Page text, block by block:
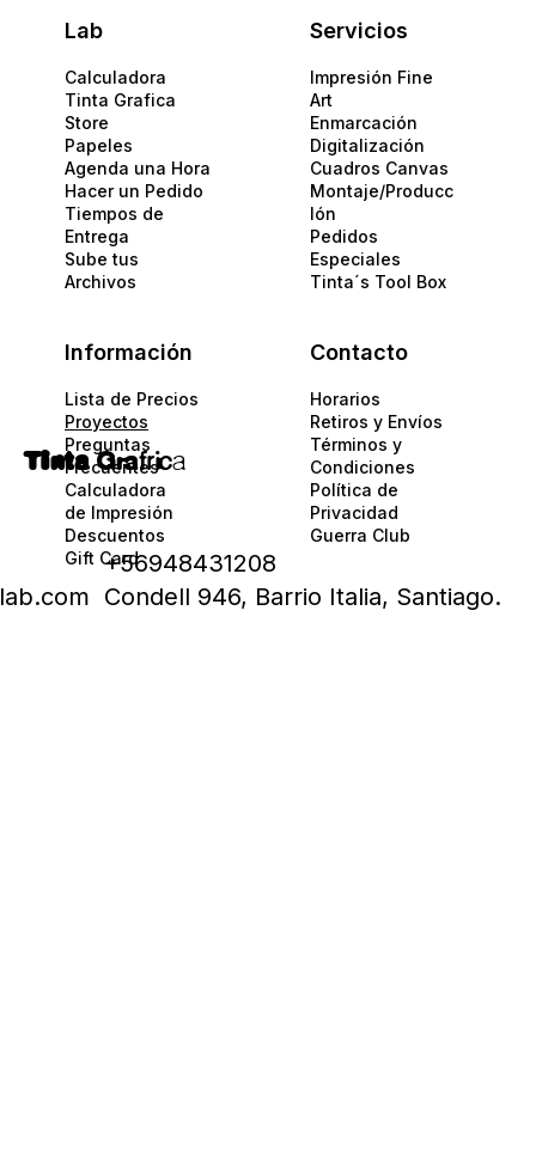
Lab
Calculadora
Tinta Grafica
Store
Papeles​
Agenda una Hora
Hacer un Pedido
Tiempos de
Entrega
Sube tus
Archivos
Servicios
Impresión Fine
Art
Enmarcación
Digitalización
Cuadros Canvas
Montaje/Producc
Ión
Pedidos
Especiales
Tinta´s Tool Box
Información
Lista de Precios
Proyectos
Preguntas
Frecuentes
Calculadora
de Impresión
Descuentos
Gift Card
Contacto
Horarios
Retiros y Envíos
Términos y
Condiciones
Política de
Privacidad​​
Guerra Club
Tinta Grafrica
+56948431208
Condell 946, Barrio Italia, Santiago.